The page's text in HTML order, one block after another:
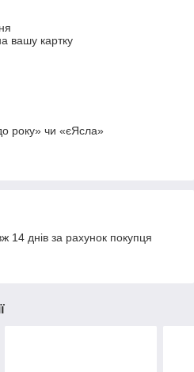
вашу картку
року» чи «єЯсла»
14 днів за рахунок покупця